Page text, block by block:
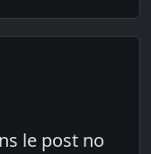
le post no